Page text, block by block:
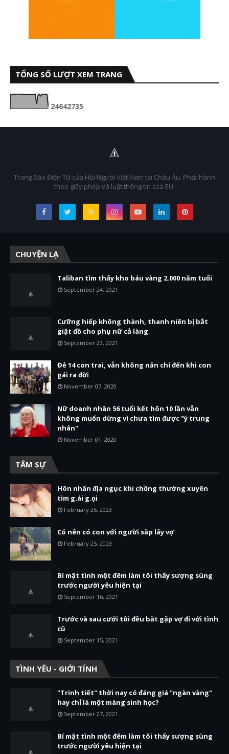
TỔNG SỐ LƯỢT XEM TRANG
24642735
Trang Báo Điện Tử của Hội Người Việt Nam tại Châu Âu. Phát hành
theo giấy phép và luật thông tin của EU.
CHUYỆN LẠ
Taliban tìm thấy kho báu vàng 2.000 năm tuổi
September 24, 2021
Cưỡng hiếp không thành, thanh niên bị bắt
giặt đồ cho phụ nữ cả làng
September 23, 2021
Đẻ 14 con trai, vẫn không nản chí đến khi con
gái ra đời
November 07, 2020
Nữ doanh nhân 56 tuổi kết hôn 10 lần vẫn
không muốn dừng vì chưa tìm được "ý trung
nhân"
November 01, 2020
TÂM SỰ
Hôn nhân địa ngục khi chồng thường xuyên
tìm g.ái g.ọi
February 26, 2023
Có nên có con với người sắp lấy vợ
February 25, 2023
Bí mật tình một đêm làm tôi thấy sượng sùng
trước người yêu hiện tại
September 16, 2021
Trước và sau cưới tôi đều bắt gặp vợ đi với tình
cũ
September 15, 2021
TÌNH YÊU - GIỚI TÍNH
"Trinh tiết" thời nay có đáng giá "ngàn vàng"
hay chỉ là một màng sinh học?
September 27, 2021
Bí mật tình một đêm làm tôi thấy sượng sùng
trước người yêu hiện tại